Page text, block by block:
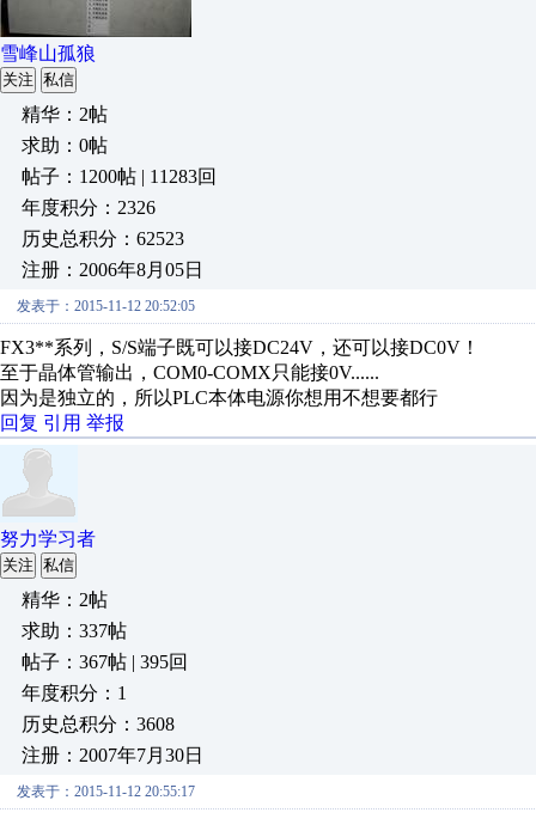
雪峰山孤狼
关注 私信
精华：2帖
求助：0帖
帖子：1200帖 | 11283回
年度积分：2326
历史总积分：62523
注册：2006年8月05日
发表于：2015-11-12 20:52:05
FX3**系列，S/S端子既可以接DC24V，还可以接DC0V！
至于晶体管输出，COM0-COMX只能接0V......
因为是独立的，所以PLC本体电源你想用不想要都行
回复 引用 举报
努力学习者
关注 私信
精华：2帖
求助：337帖
帖子：367帖 | 395回
年度积分：1
历史总积分：3608
注册：2007年7月30日
发表于：2015-11-12 20:55:17